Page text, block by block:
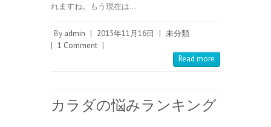
れますね。もう現在は…
By admin | 2015年11月16日 | 未分類
| 1 Comment |
Read more
カラダの悩みランキング